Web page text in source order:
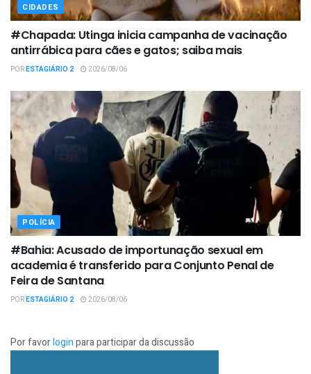
CIDADES
#Chapada: Utinga inicia campanha de vacinação
antirrábica para cães e gatos; saiba mais
PORESTAGIÁRIO 2 2026/08/06
POLÍCIA
#Bahia: Acusado de importunação sexual em
academia é transferido para Conjunto Penal de
Feira de Santana
PORESTAGIÁRIO 2 2026/08/06
Por favorloginpara participar da discussão